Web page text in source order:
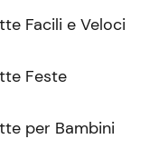
Facili e Veloci
Feste
per Bambini